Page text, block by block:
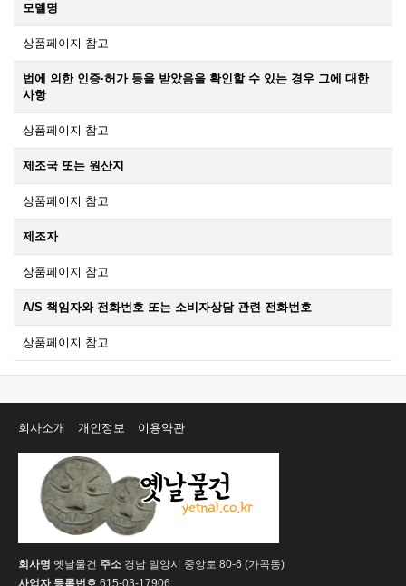
모델명
상품페이지 참고
법에 의한 인증·허가 등을 받았음을 확인할 수 있는 경우 그에 대한
사항
상품페이지 참고
제조국 또는 원산지
상품페이지 참고
제조자
상품페이지 참고
A/S 책임자와 전화번호 또는 소비자상담 관련 전화번호
상품페이지 참고
회사소개 개인정보 이용약관
회사명 옛날물건 주소 경남 밀양시 중앙로 80-6 (가곡동)
사업자 등록번호 615-03-17906